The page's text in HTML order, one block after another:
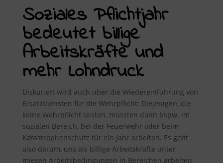
Soziales Pflichtjahr
bedeutet billige
Arbeitskräfte und
mehr Lohndruck
Diskutiert wird auch über die Wiedereinführung von
Ersatzdiensten für die Wehrpflicht: Diejenigen, die
keine Wehrpflicht leisten, müssten dann bspw. im
sozialen Bereich, bei der Feuerwehr oder beim
Katastrophenschutz für ein Jahr arbeiten. Es geht
also darum, uns als billige Arbeitskräfte unter
miesen Arbeitsbedingungen in Bereichen arbeiten